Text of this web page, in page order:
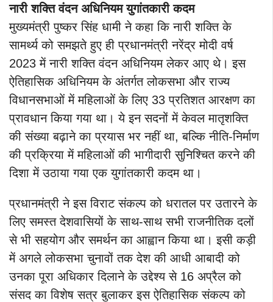
नारी शक्ति वंदन अधिनियम युगांतकारी कदम
मुख्यमंत्री पुष्कर सिंह धामी ने कहा कि नारी शक्ति के
सामर्थ्य को समझते हुए ही प्रधानमंत्री नरेंद्र मोदी वर्ष
2023 में नारी शक्ति वंदन अधिनियम लेकर आए थे। इस
ऐतिहासिक अधिनियम के अंतर्गत लोकसभा और राज्य
विधानसभाओं में महिलाओं के लिए 33 प्रतिशत आरक्षण का
प्रावधान किया गया था। ये इन सदनों में केवल मातृशक्ति
की संख्या बढ़ाने का प्रयास भर नहीं था, बल्कि नीति-निर्माण
की प्रक्रिया में महिलाओं की भागीदारी सुनिश्चित करने की
दिशा में उठाया गया एक युगांतकारी कदम था।
प्रधानमंत्री ने इस विराट संकल्प को धरातल पर उतारने के
लिए समस्त देशवासियों के साथ-साथ सभी राजनीतिक दलों
से भी सहयोग और समर्थन का आह्वान किया था। इसी कड़ी
में अगले लोकसभा चुनावों तक देश की आधी आबादी को
उनका पूरा अधिकार दिलाने के उद्देश्य से 16 अप्रैल को
संसद का विशेष सत्र बुलाकर इस ऐतिहासिक संकल्प को